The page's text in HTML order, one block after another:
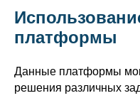
платформы
Данные платформы
решения различных